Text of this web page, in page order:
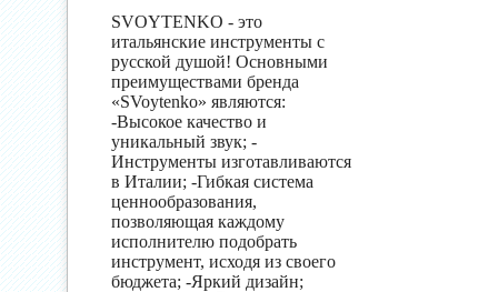
SVOYTENKO - это
итальянские инструменты с
русской душой! Основными
преимуществами бренда
«SVoytenko» являются:
-Высокое качество и
уникальный звук; -
Инструменты изготавливаются
в Италии; -Гибкая система
ценнообразования,
позволяющая каждому
исполнителю подобрать
инструмент, исходя из своего
бюджета; -Яркий дизайн;